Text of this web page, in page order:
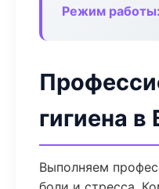
Режим работы:
гигиена
Выполняем